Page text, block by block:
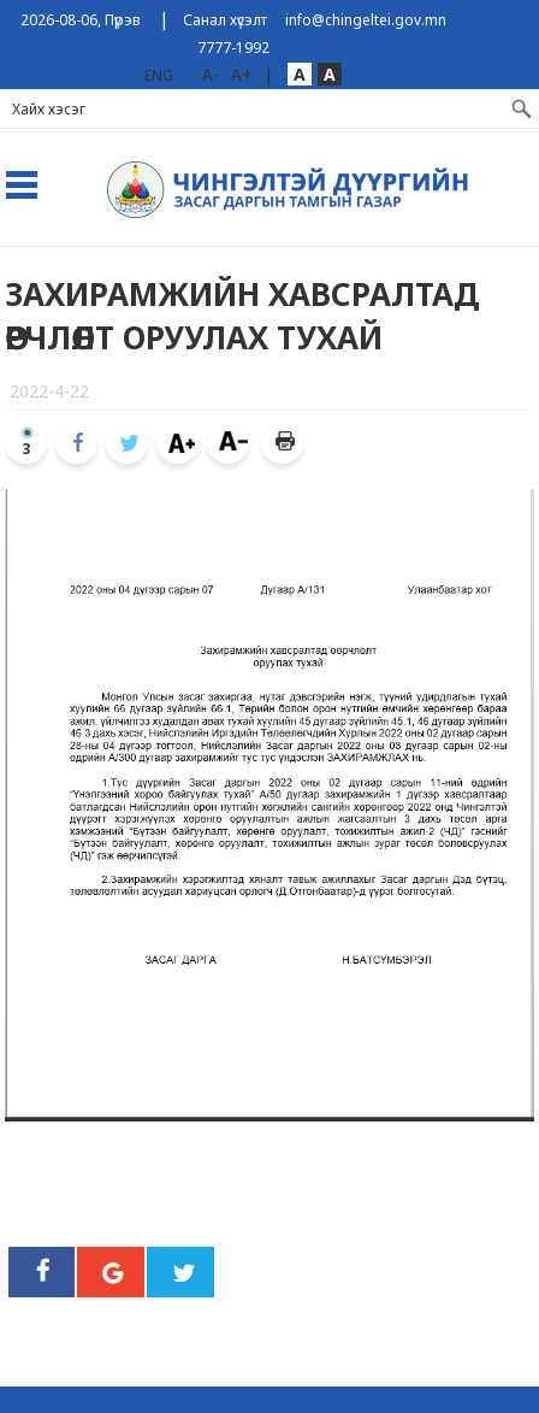
2026-08-06, Пүрэв |Санал хүсэлт
info@chingeltei.gov.mn
7777-1992
ENG
A- A+ | A A
ЗАХИРАМЖИЙН ХАВСРАЛТАД
ӨӨРЧЛӨЛТ ОРУУЛАХ ТУХАЙ
2022-4-22
3